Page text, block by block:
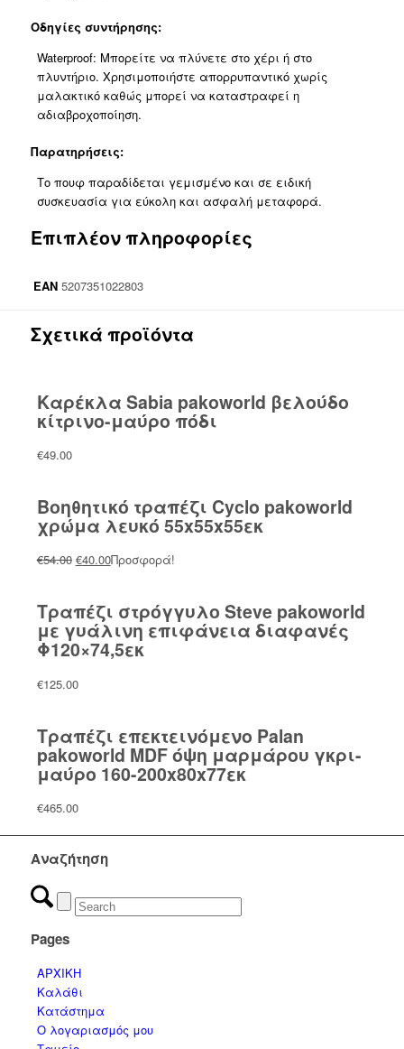
Οδηγίες συντήρησης:
Waterproof: Μπορείτε να πλύνετε στο χέρι ή στο
πλυντήριο. Χρησιμοποιήστε απορρυπαντικό χωρίς
μαλακτικό καθώς μπορεί να καταστραφεί η
αδιαβροχοποίηση.
Παρατηρήσεις:
Το πουφ παραδίδεται γεμισμένο και σε ειδική
συσκευασία για εύκολη και ασφαλή μεταφορά.
Επιπλέον πληροφορίες
EAN 5207351022803
Σχετικά προϊόντα
Καρέκλα Sabia pakoworld βελούδο
κίτρινο-μαύρο πόδι
€49.00
Βοηθητικό τραπέζι Cyclo pakoworld
χρώμα λευκό 55x55x55εκ
€54.00 Original
€54.00.
€40.00Η
είναι:
€40.00.
Προσφορά!
Τραπέζι στρόγγυλο Steve pakoworld
με γυάλινη επιφάνεια διαφανές
Φ120×74,5εκ
€125.00
Τραπέζι επεκτεινόμενο Palan
pakoworld MDF όψη μαρμάρου γκρι-
μαύρο 160-200x80x77εκ
€465.00
Αναζήτηση
Pages
ΑΡΧΙΚΗ
Καλάθι
Κατάστημα
Ο λογαριασμός μου